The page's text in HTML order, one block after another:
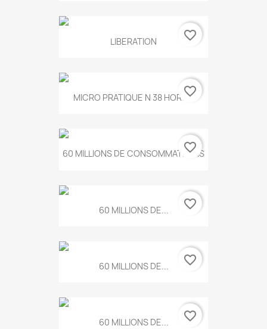
LIBERATION favorite_border
MICRO PRATIQUE N 38 HORS...
favorite_border
60 MILLIONS DE CONSOMMATEURS
favorite_border
60 MILLIONS DE... favorite_border
60 MILLIONS DE... favorite_border
60 MILLIONS DE... favorite_border